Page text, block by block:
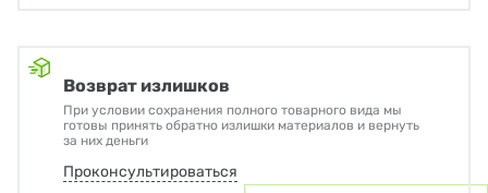
Возврат излишков
При условии сохранения полного товарного вида мы
готовы принять обратно излишки материалов и вернуть
за них деньги
Проконсультироваться